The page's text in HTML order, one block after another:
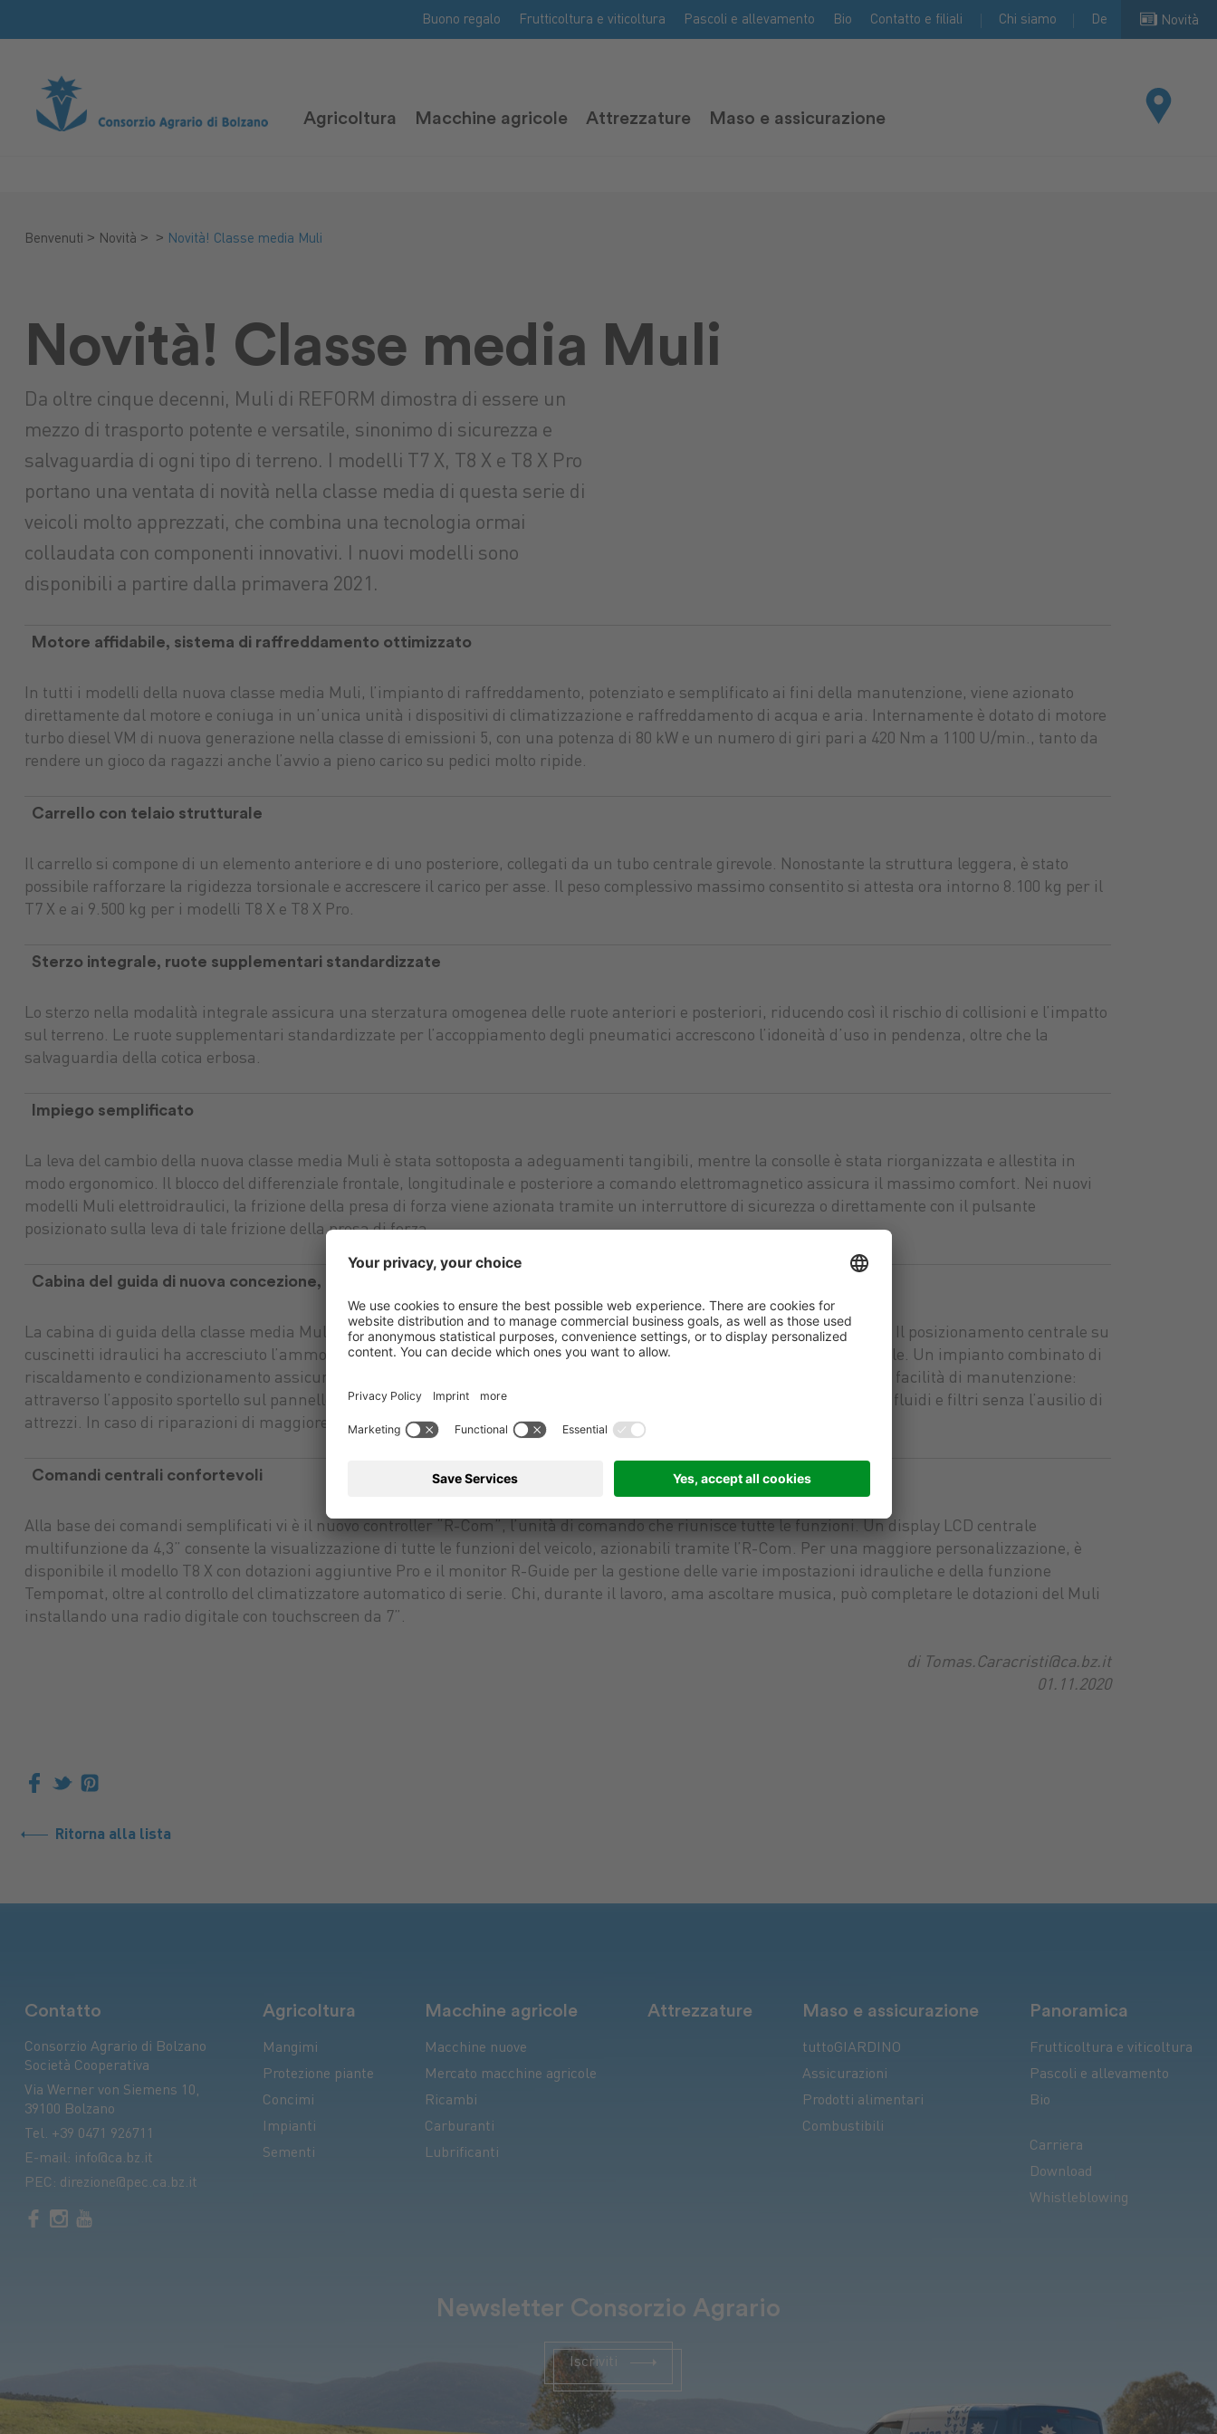
Buono regalo Frutticoltura e viticoltura Pascoli e allevamento Bio Contatto e filiali Chi siamo De Novità
Agricoltura Macchine agricole Attrezzature Maso e assicurazione
Mangimi Protezione piante Concimi Impianti Sementi
Macchine nuove
Mercato macchine
agricole
Ricambi Carburanti Lubrificanti
tuttoGIARDINO Assicurazioni Prodotti alimentari Combustibili
Benvenuti > Novità > > Novità! Classe media Muli
Novità! Classe media Muli
Da oltre cinque decenni, Muli di REFORM dimostra di essere un
mezzo di trasporto potente e versatile, sinonimo di sicurezza e
salvaguardia di ogni tipo di terreno. I modelli T7 X, T8 X e T8 X Pro
portano una ventata di novità nella classe media di questa serie di
veicoli molto apprezzati, che combina una tecnologia ormai
collaudata con componenti innovativi. I nuovi modelli sono
disponibili a partire dalla primavera 2021.
Motore affidabile, sistema di raffreddamento ottimizzato
In tutti i modelli della nuova classe media Muli, l’impianto di raffreddamento, potenziato e semplificato ai fini della manutenzione, viene azionato
direttamente dal motore e coniuga in un’unica unità i dispositivi di climatizzazione e raffreddamento di acqua e aria. Internamente è dotato di motore
turbo diesel VM di nuova generazione nella classe di emissioni 5, con una potenza di 80 kW e un numero di giri pari a 420 Nm a 1100 U/min., tanto da
rendere un gioco da ragazzi anche l’avvio a pieno carico su pedici molto ripide.
Carrello con telaio strutturale
Il carrello si compone di un elemento anteriore e di uno posteriore, collegati da un tubo centrale girevole. Nonostante la struttura leggera, è stato
possibile rafforzare la rigidezza torsionale e accrescere il carico per asse. Il peso complessivo massimo consentito si attesta ora intorno 8.100 kg per il
T7 X e ai 9.500 kg per i modelli T8 X e T8 X Pro.
Sterzo integrale, ruote supplementari standardizzate
Lo sterzo nella modalità integrale assicura una sterzatura omogenea delle ruote anteriori e posteriori, riducendo così il rischio di collisioni e l’impatto
sul terreno. Le ruote supplementari standardizzate per l’accoppiamento degli pneumatici accrescono l’idoneità d’uso in pendenza, oltre che la
salvaguardia della cotica erbosa.
Impiego semplificato
La leva del cambio della nuova classe media Muli è stata sottoposta a adeguamenti tangibili, mentre la consolle è stata riorganizzata e allestita in
modo ergonomico. Il blocco del differenziale frontale, longitudinale e posteriore a comando elettromagnetico assicura il massimo comfort. Nei nuovi
modelli Muli elettroidraulici, la frizione della presa di forza viene azionata tramite un interruttore di sicurezza o direttamente con il pulsante
posizionato sulla leva di tale frizione della presa di forza.
Cabina del guida di nuova concezione, facile manutenzione
La cabina di guida della classe media Muli è stata riprogettata, garantendo ora più spazio e un’eccellente visuale a 360°. Il posizionamento centrale su
cuscinetti idraulici ha accresciuto l’ammortizzazione, dando così vita a una postazione di lavoro ergonomica e confortevole. Un impianto combinato di
riscaldamento e condizionamento assicura una temperatura piacevole nell’abitacolo. Non è stata tralasciata neppure la facilità di manutenzione:
attraverso l’apposito sportello sul pannello frontale, è possibile provvedere al controllo, all’aggiunta o alla sostituzione di fluidi e filtri senza l’ausilio di
attrezzi. In caso di riparazioni di maggiore entità è sufficiente smontare la cabina.
Comandi centrali confortevoli
Alla base dei comandi semplificati vi è il nuovo controller “R-Com”, l’unità di comando che riunisce tutte le funzioni. Un display LCD centrale
multifunzione da 4,3” consente la visualizzazione di tutte le funzioni del veicolo, azionabili tramite l’R-Com. Per una maggiore personalizzazione, è
disponibile il modello T8 X con dotazioni aggiuntive Pro e il monitor R-Guide per la gestione delle varie impostazioni idrauliche e della funzione
Tempomat, oltre al controllo del climatizzatore automatico di serie. Chi, durante il lavoro, ama ascoltare musica, può completare le dotazioni del Muli
installando una radio digitale con touchscreen da 7”.
di Tomas.Caracristi@ca.bz.it
01.11.2020
Ritorna alla lista
Contatto
Consorzio Agrario di Bolzano
Società Cooperativa
Via Werner von Siemens 10,
39100 Bolzano
Tel. +39 0471 926711
E-mail: info@ca.bz.it
PEC: direzione@pec.ca.bz.it
Agricoltura
Mangimi
Protezione piante
Concimi
Impianti
Sementi
Macchine agricole
Macchine nuove
Mercato macchine agricole
Ricambi
Carburanti
Lubrificanti
Attrezzature Maso e assicurazione
tuttoGIARDINO
Assicurazioni
Prodotti alimentari
Combustibili
Panoramica
Frutticoltura e viticoltura
Pascoli e allevamento
Bio
Carriera
Download
Whistleblowing
Newsletter Consorzio Agrario
Iscriviti